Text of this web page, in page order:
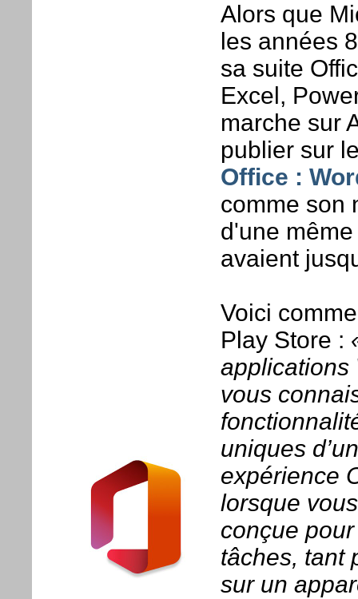
Alors que
les années
sa suite
Excel,
marche sur
publier sur
Office :
comme son
d'une
avaient
Voici
Play Store :
applications
vous
uniques
expérience
lorsque
conçue
tâches, tant
sur un